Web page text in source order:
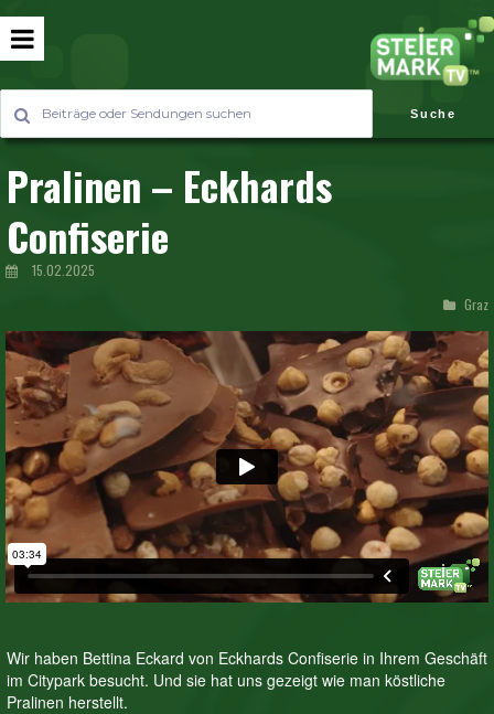
Suche
Pralinen – Eckhards
Confiserie
15.02.2025
Graz
Wir haben Bettina Eckard von Eckhards Confiserie in Ihrem Geschäft
im Citypark besucht. Und sie hat uns gezeigt wie man köstliche
Pralinen herstellt.